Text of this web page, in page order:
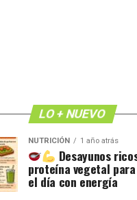
LO + NUEVO
NUTRICIÓN 1 año atrás
Desayunos
proteína vegetal
el día con energía